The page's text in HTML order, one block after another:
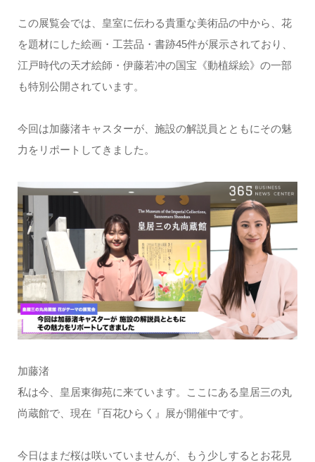
この展覧会では、皇室に伝わる貴重な美術品の中から、花
を題材にした絵画・工芸品・書跡45件が展示されており、
江戸時代の天才絵師・伊藤若冲の国宝《動植綵絵》の一部
も特別公開されています。
今回は加藤渚キャスターが、施設の解説員とともにその魅
力をリポートしてきました。
加藤渚
私は今、皇居東御苑に来ています。ここにある皇居三の丸
尚蔵館で、現在『百花ひらく』展が開催中です。
今日はまだ桜は咲いていませんが、もう少しするとお花見